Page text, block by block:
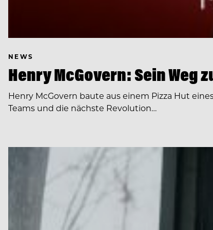
NEWS
Henry McGovern: Sein
Henry McGovern baute aus einem Pizza Hut
Teams und die nächste Revolution…